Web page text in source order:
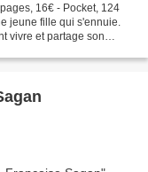
16€ - Pocket, 124
jeune fille qui s'ennuie.
vivre et partage son